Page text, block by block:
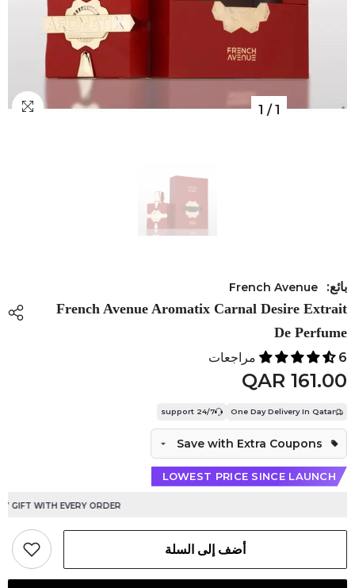
1
/
1
بائع: French Avenue
French Avenue Aromatix Carnal Desire Extrait
De Perfume
6 مراجعات
QAR 161.00
One Day Delivery In Qatar
24/7 support
Save with Extra Coupons
LOWEST PRICE SINCE LAUNCH
WITH EVERY ORDER
أضف إلى السلة